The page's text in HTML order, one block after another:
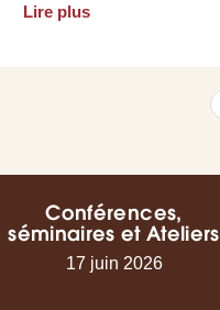
Lire plus
Conférences,
séminaires et Ateliers
17 juin 2026